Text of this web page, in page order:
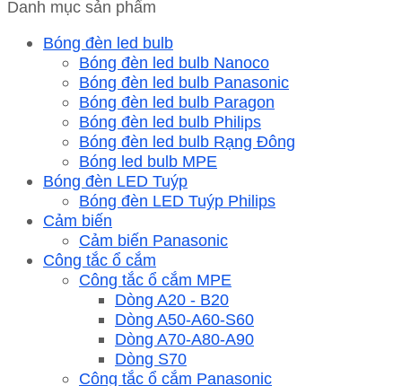
gốc
21,211₫.
hiện
là:
16,968₫.
Danh mục sản phẩm
Bóng đèn led bulb
Bóng đèn led bulb Nanoco
Bóng đèn led bulb Panasonic
Bóng đèn led bulb Paragon
Bóng đèn led bulb Philips
Bóng đèn led bulb Rạng Đông
Bóng led bulb MPE
Bóng đèn LED Tuýp
Bóng đèn LED Tuýp Philips
Cảm biến
Cảm biến Panasonic
Công tắc ổ cắm
Công tắc ổ cắm MPE
Dòng A20 - B20
Dòng A50-A60-S60
Dòng A70-A80-A90
Dòng S70
Công tắc ổ cắm Panasonic